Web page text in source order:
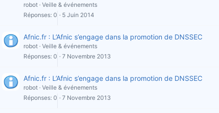
robot Veille & événements
Réponses 0 5 Juin 2014
Afnic.fr : L’Afnic s’engage dans la promotion de DNSSEC
robot Veille & événements
Réponses 0 7 Novembre 2013
Afnic.fr : L’Afnic s’engage dans la promotion de DNSSEC
robot Veille & événements
Réponses 0 7 Novembre 2013